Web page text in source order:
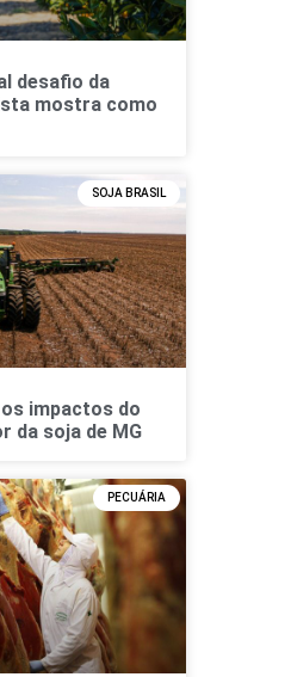
desafio da
mostra como
SOJA BRASIL
impactos do
da soja de MG
PECUÁRIA